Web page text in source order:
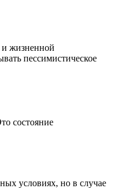
и жизненной
пессимистическое
состояние
условиях, но в случае